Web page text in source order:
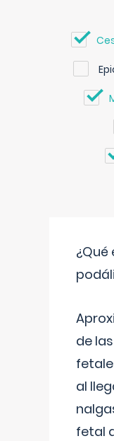
de
al
fetal